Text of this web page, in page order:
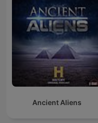
Ancient Aliens